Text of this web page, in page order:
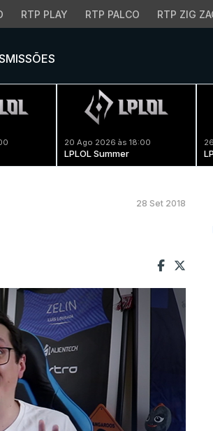
RTP PLAY RTP PALCO RTP ZIG
20 Ago 2026 às 18:00
LPLOL Summer
28 Set 2018